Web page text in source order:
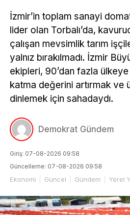
İzmir’in toplam sanayi
lider olan Torbalı’da,
çalışan mevsimlik tarım
yalnız bırakılmadı. İzmir
ekipleri, 90’dan fazla
katma değerini artırmak ve
dinlemek için sahadaydı.
Demokrat Gündem
Giriş: 07-08-2026 09:58
Güncelleme: 07-08-2026 09:58
Ekonomi Güncel Gündem Yerel